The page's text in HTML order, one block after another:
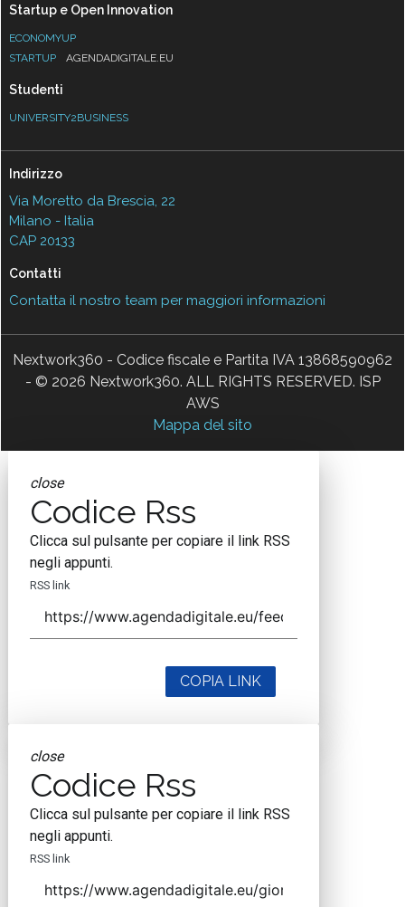
Startup e Open Innovation
ECONOMYUP
STARTUP
AGENDADIGITALE.EU
Studenti
UNIVERSITY2BUSINESS
Indirizzo
Via Moretto da Brescia, 22
Milano - Italia
CAP 20133
Contatti
Contatta il nostro team per maggiori informazioni
Nextwork360 - Codice fiscale e Partita IVA 13868590962
- © 2026 Nextwork360. ALL RIGHTS RESERVED. ISP
AWS
Mappa del sito
close
Codice Rss
Clicca sul pulsante per copiare il link RSS
negli appunti.
RSS link
COPIA LINK
close
Codice Rss
Clicca sul pulsante per copiare il link RSS
negli appunti.
RSS link